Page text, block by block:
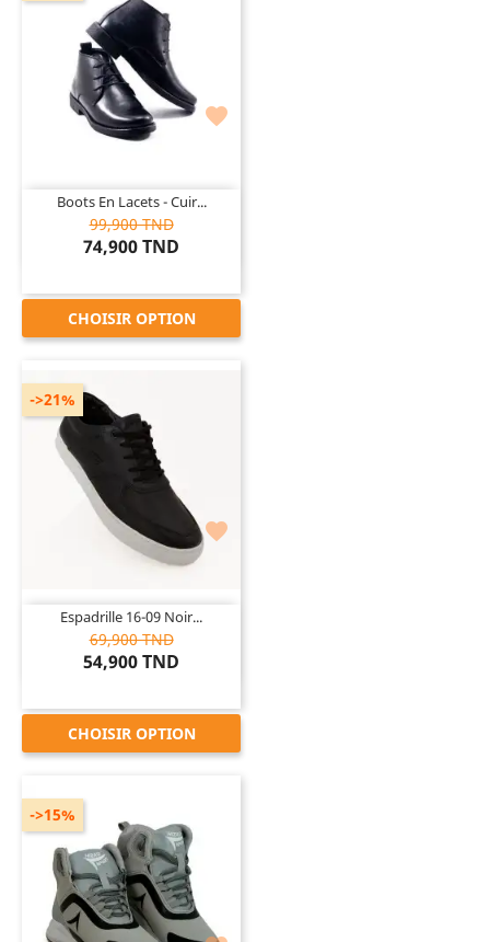

Boots En Lacets - Cuir...
99,900 TND
74,900 TND
CHOISIR OPTION

Espadrille 16-09 Noir...
69,900 TND
54,900 TND
->21%
CHOISIR OPTION
->15%